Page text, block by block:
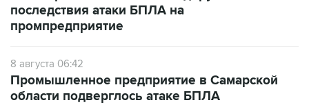
последствия атаки БПЛА на
промпредприятие
8 августа 06:42
Промышленное предприятие в Самарской
области подверглось атаке БПЛА